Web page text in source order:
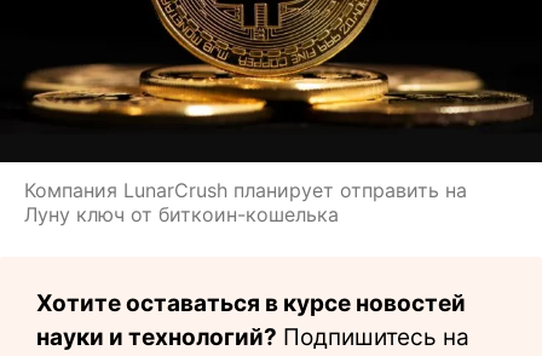
Компания LunarCrush планирует отправить на
Луну ключ от биткоин-кошелька
Хотите оставаться в курсе новостей
науки и технологий? Подпишитесь на